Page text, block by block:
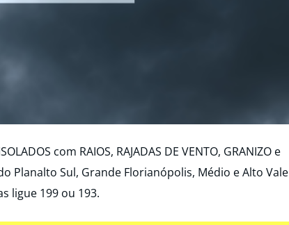
com RAIOS, RAJADAS DE VENTO, GRANIZO e
Planalto Sul, Grande Florianópolis, Médio e Alto Vale
ligue 199 ou 193.